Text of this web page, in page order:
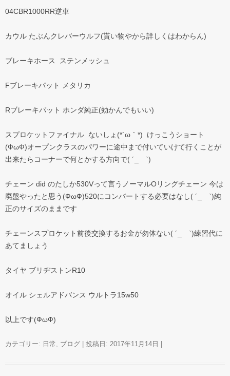
04CBR1000RR逆車
カウル たぶんクレバーウルフ(貰い物やから詳しくはわからん)
ブレーキホース ステンメッシュ
Fブレーキパット メタリカ
Rブレーキパット ホンダ純正(効かんでもいい)
スプロケットファイナル ないしょ(*´ω｀*) けっこうショート
(ФωФ)オープンクラスのパワーに途中まで付いていけて行くことが
出来たらコーナーで何とかする方向で( ´_ゝ`)
チェーン did のたしか530Vって言うノーマルOリングチェーン 今は
廃盤やったと思う(ФωФ)520にコンバートする必要はなし( ´_ゝ`)純
正のサイズのままです
チェーンスプロケット前後交換するお金が勿体ない( ´_ゝ`)練習代に
あてましょう
タイヤ ブリヂストンR10
オイル シェルアドバンス ウルトラ15w50
以上です(ФωФ)
カテゴリー: 日常 ブログ| 投稿日: 2017年11月14日